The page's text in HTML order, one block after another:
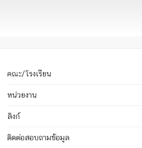
คณะ/โรงเรียน
หน่วยงาน
ลิงก์
ติดต่อสอบถามข้อมูล